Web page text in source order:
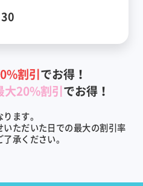
30
割引でお得！
大20%割引でお得！
ます。
ただいた日での最大の割引率
承ください。